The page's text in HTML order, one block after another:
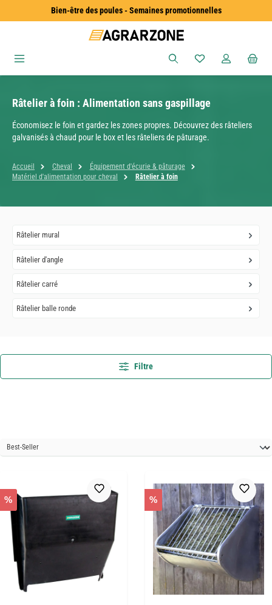
Passer au contenu principalBien-être des poules - Semaines promotionnelles
Vous avez 0
Râtelier à foin : Alimentation sans gaspillage
Économisez le foin et gardez les zones propres. Découvrez des râteliers
galvanisés à chaud pour le box et les râteliers de pâturage.
Accueil Cheval
Équipement d'écurie & pâturage
Matériel d'alimentation pour cheval
Râtelier à foin
Râtelier mural
Râtelier d'angle
Râtelier carré
Râtelier balle ronde
Filtre
% %